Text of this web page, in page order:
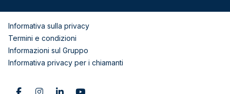
Informativa sulla privacy
Termini e condizioni
Informazioni sul Gruppo
Informativa privacy per i chiamanti